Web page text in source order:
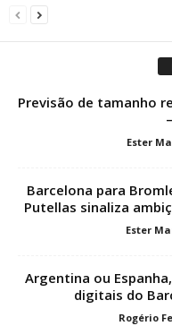
Previsão de tamanho
Ester
Barcelona para
Putellas sinaliza
Ester
Argentina ou
digitais do
Rogério